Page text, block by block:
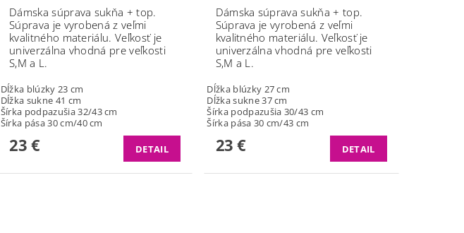
Dámska súprava sukňa + top.
Súprava je vyrobená z veľmi
kvalitného materiálu.Veľkosť je
univerzálna vhodná pre veľkosti
S,M a L.
Dĺžka blúzky 23 cm
Dĺžka sukne 41 cm
Šírka podpazušia 32/43 cm
Šírka pása 30cm/40cm
23 € DETAIL
Dámska súprava sukňa + top.
Súprava je vyrobená z veľmi
kvalitného materiálu. Veľkosť je
univerzálna vhodná pre veľkosti
S,M a L.
Dĺžka blúzky 27cm
Dĺžka sukne 37cm
Šírka podpazušia 30/43 cm
Šírka pása 30 cm/43 cm
23 € DETAIL